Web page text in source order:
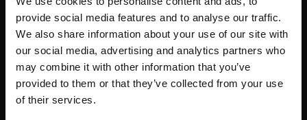
provide social media features and to analyse our traffic.
We also share information about your use of our site with
our social media, advertising and analytics partners who
may combine it with other information that you’ve
provided to them or that they’ve collected from your use
of their services.
Scalable Hosting Solutions OÜ
Registreringskod: 14652605
Momsregistreringsnummer: EE102133820
Adress: Harju maakond, Tallinn, Kesklinna linnaosa,